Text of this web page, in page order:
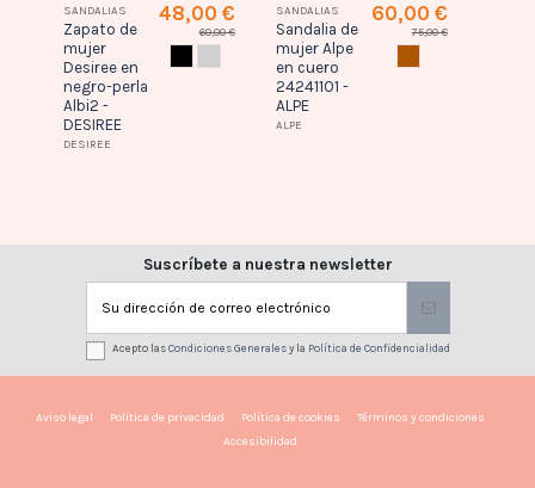
SANDALIAS
Zapato de
mujer
Desiree en
negro-perla
Albi2 -
DESIREE
DESIREE
48,00 €
60,00 €
SANDALIAS
Sandalia de
mujer Alpe
en cuero
24241101 -
ALPE
ALPE
60,00 €
75,00 €
Suscríbete a nuestra newsletter
Acepto lasCondiciones Generalesy la Política de Confidencialidad
Aviso legal Política de privacidad Política de cookies
Términos y condiciones
Accesibilidad